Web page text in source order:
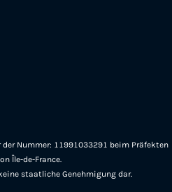
Nummer: 11991033291 beim Präfekten
Île-de-France.
staatliche Genehmigung dar.